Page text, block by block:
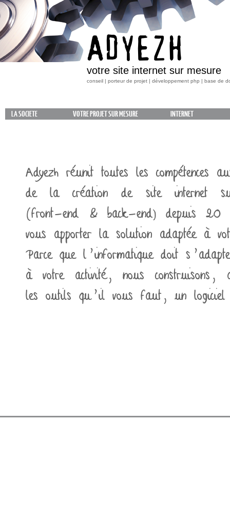
ADYEZH
votre site internet sur mesure
conseil | porteur de projet | développement php | base de
LA SOCIETE VOTRE PROJET SUR MESURE INTERNET
Adyezh réunit toutes les compétences
de lacréation de site internet
(front-end & back-end) depuis 20
vous apporter la solution adaptée à
Parce que l'informatique doit
à votre activité, nous construisons,
les outils qu'il vous faut, un logiciel